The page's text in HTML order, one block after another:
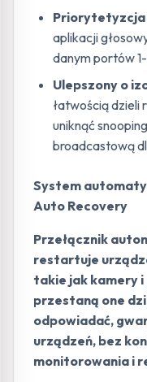
aplikacji
danym portów
Ulepszony o
łatwością dzieli
uniknąć
broadcastową
System
Auto Recovery
Przełącznik
restartuje
takie jak kamery
przestaną one
odpowiadać,
urządzeń, bez
monitorowania i